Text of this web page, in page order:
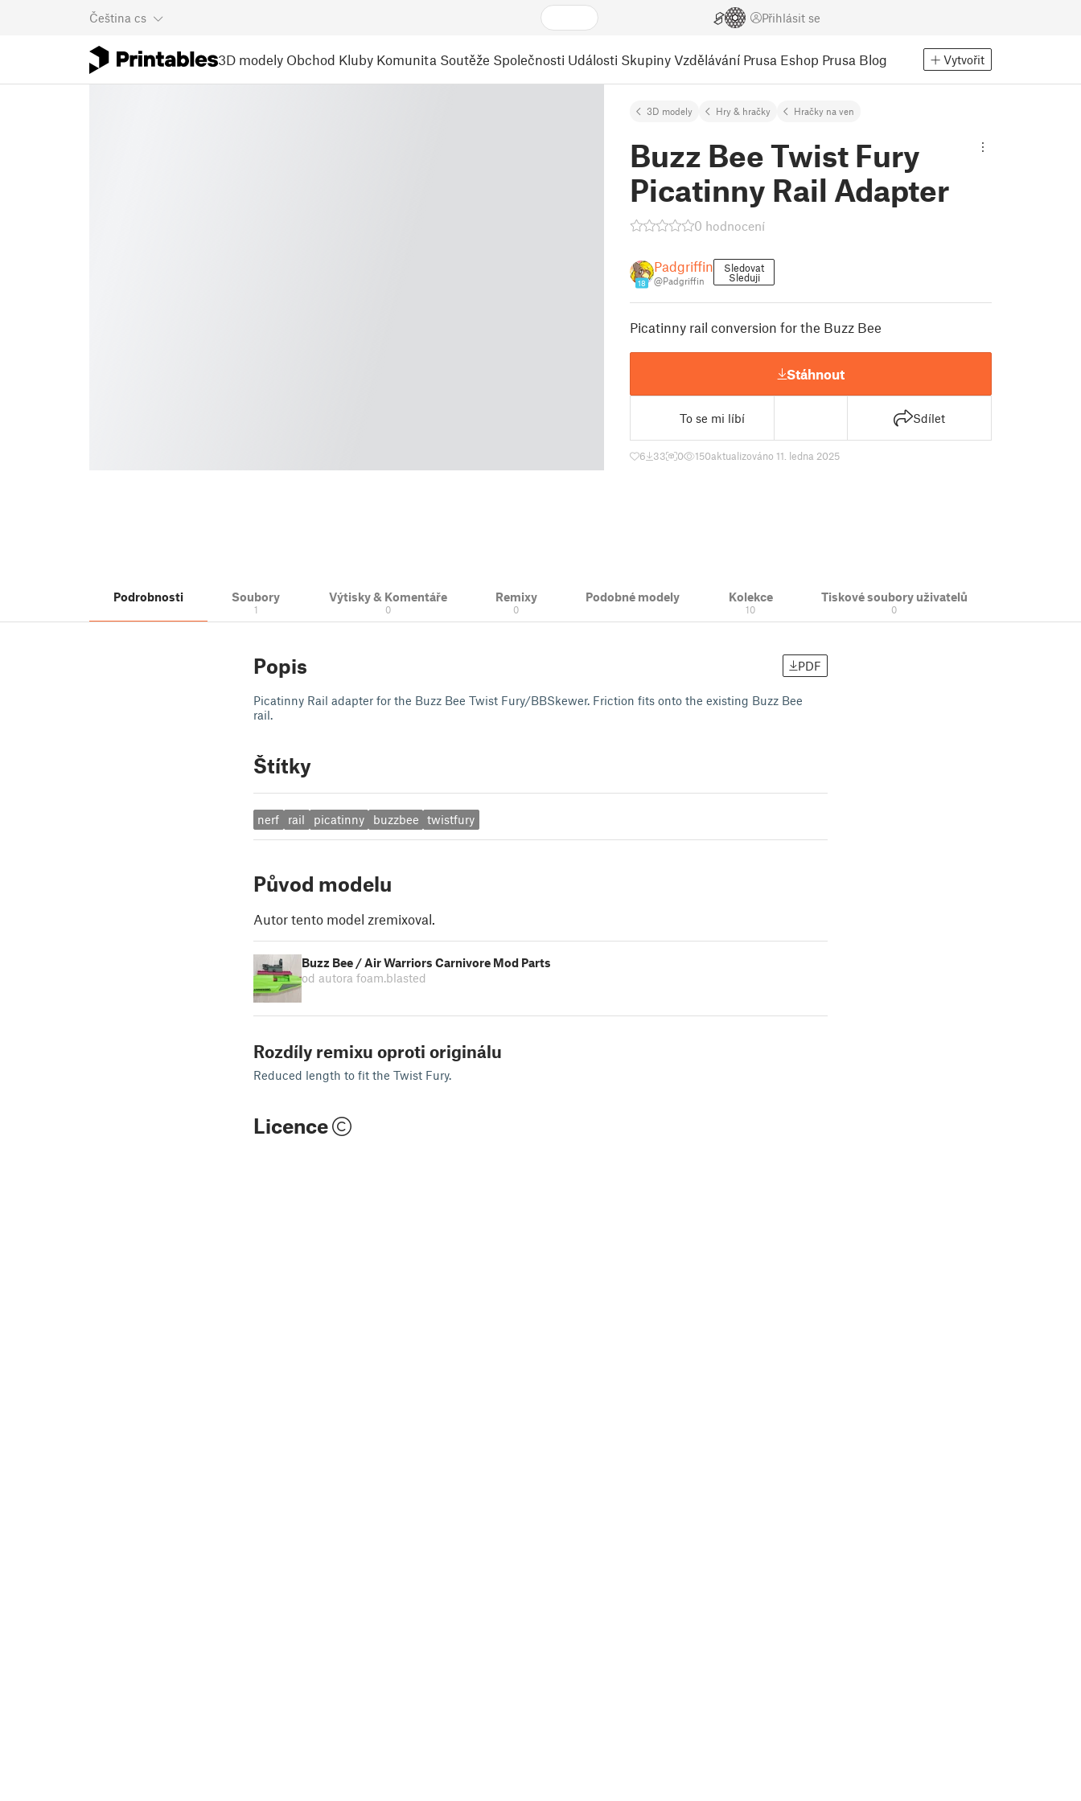
Čeština cs Přihlásit se
3D modely Obchod Kluby Komunita Soutěže Společnosti Události Skupiny Vzdělávání Prusa Eshop Prusa Blog Vytvořit
3D modely Hry & hračky Hračky na ven
Buzz Bee Twist Fury
Picatinny Rail Adapter
0 hodnocení
18
Padgriffin
@Padgriffin
Sledovat
Sleduji
Picatinny rail conversion for the Buzz Bee
Stáhnout
To se mi líbí Sdílet
6 33 0 150aktualizováno 11. ledna 2025
Podrobnosti Soubory
1
Výtisky & Komentáře
0
Remixy
0
Podobné modely Kolekce
10
Tiskové soubory uživatelů
0
Popis PDF
Picatinny Rail adapter for the Buzz Bee Twist Fury/BBSkewer. Friction fits onto the existing Buzz Bee
rail.
Štítky
nerf rail picatinny buzzbee twistfury
Původ modelu
Autor tento model zremixoval.
Buzz Bee / Air Warriors Carnivore Mod Parts
od autora foam.blasted
Rozdíly remixu oproti originálu
Reduced length to fit the Twist Fury.
Licence